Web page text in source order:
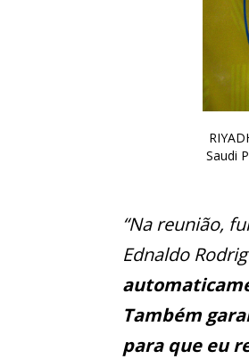
Saudi
“Na reunião,
Ednaldo
Também
para que eu